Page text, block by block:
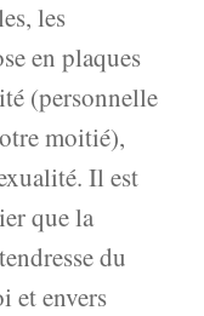
les
en plaques
(personnelle
moitié),
Il est
que la
du
et envers